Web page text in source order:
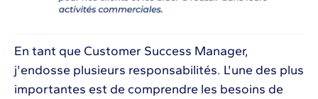
En tant que Customer Success Manager,
j'endosse plusieurs responsabilités. L'une des plus
importantes est de comprendre les besoins de